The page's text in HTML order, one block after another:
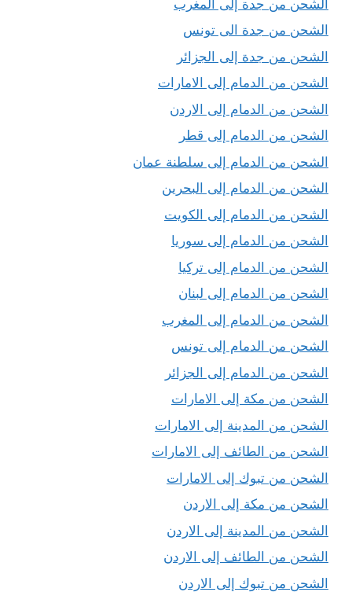
الشحن من جدة إلى المغرب
الشحن من جدة الى تونس
الشحن من جدة إلى الجزائر
الشحن من الدمام إلى الامارات
الشحن من الدمام إلى الاردن
الشحن من الدمام إلى قطر
الشحن من الدمام إلى سلطنة عمان
الشحن من الدمام إلى البحرين
الشحن من الدمام إلى الكويت
الشحن من الدمام إلى سوريا
الشحن من الدمام إلى تركيا
الشحن من الدمام إلى لبنان
الشحن من الدمام إلى المغرب
الشحن من الدمام إلى تونس
الشحن من الدمام إلى الجزائر
الشحن من مكة إلى الامارات
الشحن من المدينة إلى الامارات
الشحن من الطائف إلى الامارات
الشحن من تبوك إلى الامارات
الشحن من مكة إلى الاردن
الشحن من المدينة إلى الاردن
الشحن من الطائف إلى الاردن
الشحن من تبوك إلى الاردن